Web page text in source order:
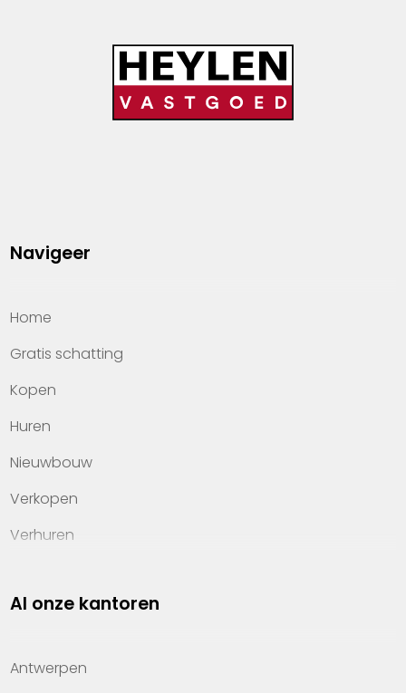
Navigeer
Home
Gratis schatting
Kopen
Huren
Nieuwbouw
Verkopen
Verhuren
Property management
Kennis van wonen
Al onze kantoren
Antwerpen